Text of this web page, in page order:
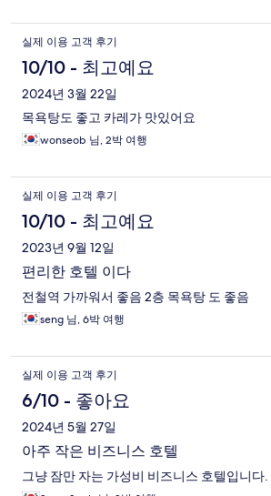
실제 이용 고객 후기
10/10 - 최고예요
2024년 3월 22일
목욕탕도 좋고 카레가 맛있어요
wonseob 님, 2박 여행
실제 이용 고객 후기
10/10 - 최고예요
2023년 9월 12일
편리한 호텔 이다
전철역 가까워서 좋음 2층 목욕탕 도 좋음
seng 님, 6박 여행
실제 이용 고객 후기
6/10 - 좋아요
2024년 5월 27일
아주 작은 비즈니스 호텔
그냥 잠만 자는 가성비 비즈니스 호텔입니다